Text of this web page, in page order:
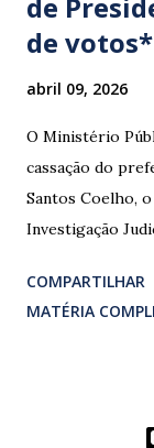
de votos*
abril 09, 2026
O Ministério
cassação do
Santos Coelho,
Investigação
Santa Luzia do
“União e
COMPARTILHAR
MATÉRIA